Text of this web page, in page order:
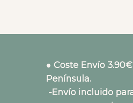
● Coste Envío
-Envío incluido